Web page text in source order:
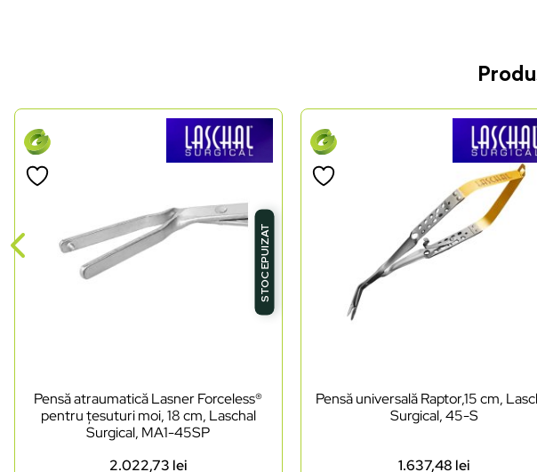
STOC EPUIZAT
Pensă atraumatică Lasner Forceless®
pentru țesuturi moi, 18 cm, Laschal
Surgical, MA1-45SP
2.022,73 lei
Pensă universală Raptor,15 cm,
Surgical, 45-S
1.637,48 lei